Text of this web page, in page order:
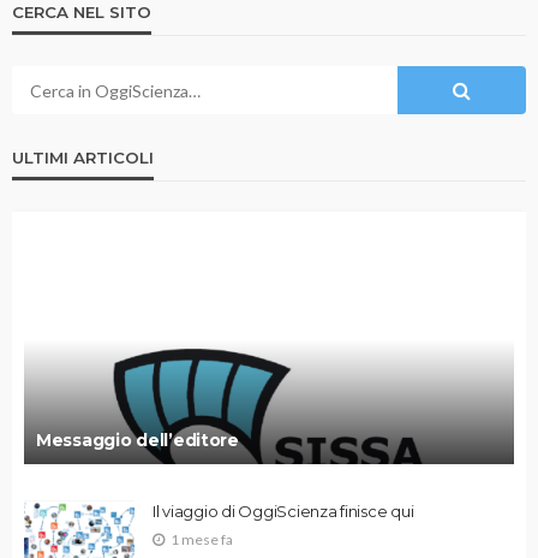
CERCA NEL SITO
ULTIMI ARTICOLI
Messaggio dell’editore
Il viaggio di OggiScienza finisce qui
1 mese fa